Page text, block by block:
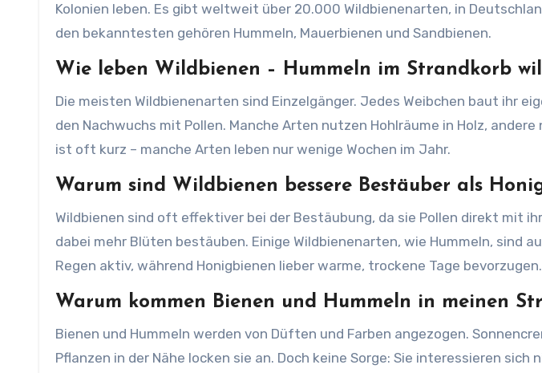
Kolonien leben. Es gibt weltweit über 20.000 Wildbienenarten, in
den bekanntesten gehören Hummeln, Mauerbienen und Sandbienen.
Wie leben Wildbienen – Hummeln im Strandkorb
Die meisten Wildbienenarten sind Einzelgänger. Jedes Weibchen baut ihr
den Nachwuchs mit Pollen. Manche Arten nutzen Hohlräume in Holz,
ist oft kurz – manche Arten leben nur wenige Wochen im Jahr.
Warum sind Wildbienen bessere Bestäuber als
Wildbienen sind oft effektiver bei der Bestäubung, da sie Pollen direkt mit
dabei mehr Blüten bestäuben. Einige Wildbienenarten, wie Hummeln, sind
Regen aktiv, während Honigbienen lieber warme, trockene Tage bevorzugen.
Warum kommen Bienen und Hummeln in meinen
Bienen und Hummeln werden von Düften und Farben angezogen.
Pflanzen in der Nähe locken sie an. Doch keine Sorge: Sie interessieren